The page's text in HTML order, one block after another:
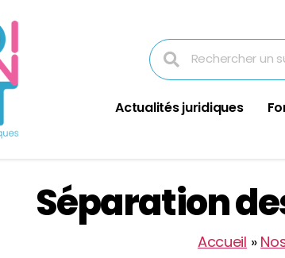
Actualités juridiques
Séparation
Accueil »